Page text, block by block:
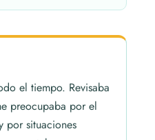
el tiempo. Revisaba
preocupaba por el
por situaciones